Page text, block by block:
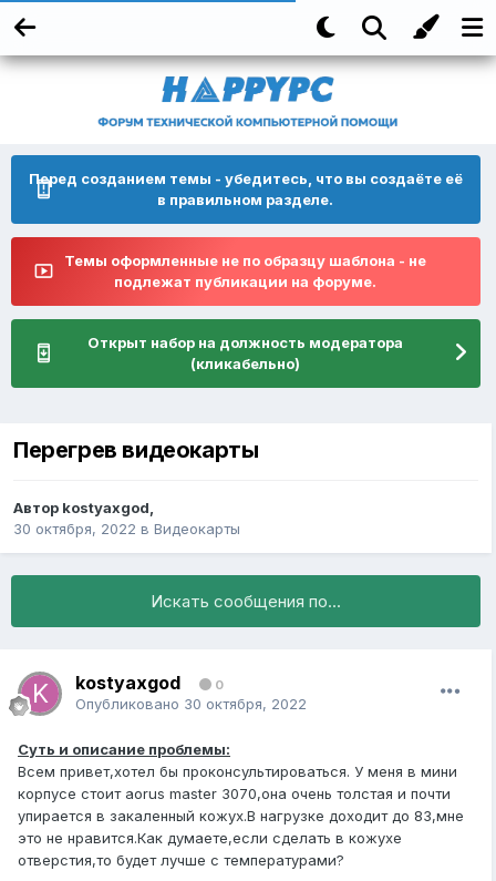
Перед созданием темы - убедитесь, что вы создаёте её
в правильном разделе.
Темы оформленные не по образцу шаблона - не
подлежат публикации на форуме.
Открыт набор на должность модератора
(кликабельно)
Перегрев видеокарты
Автор kostyaxgod,
30 октября, 2022 в Видеокарты
Искать сообщения по...
kostyaxgod 0
Опубликовано 30 октября, 2022
Суть и описание проблемы:
Всем привет,хотел бы проконсультироваться. У меня в мини
корпусе стоит aorus master 3070,она очень толстая и почти
упирается в закаленный кожух.В нагрузке доходит до 83,мне
это не нравится.Как думаете,если сделать в кожухе
отверстия,то будет лучше с температурами?